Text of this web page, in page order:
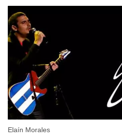
Elaín Morales